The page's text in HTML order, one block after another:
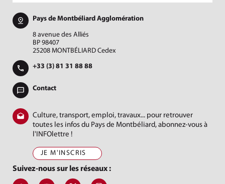
Pays de Montbéliard Agglomération
8 avenue des Alliés
BP 98407
25208 MONTBÉLIARD Cedex
+33 (3) 81 31 88 88
Contact
Culture, transport, emploi, travaux... pour retrouver
toutes les infos du Pays de Montbéliard, abonnez-vous à
l'INFOlettre !
JE M'INSCRIS
Suivez-nous sur les réseaux :